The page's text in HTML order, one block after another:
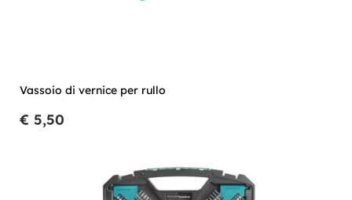
Vassoio di vernice per rullo
€ 5,50